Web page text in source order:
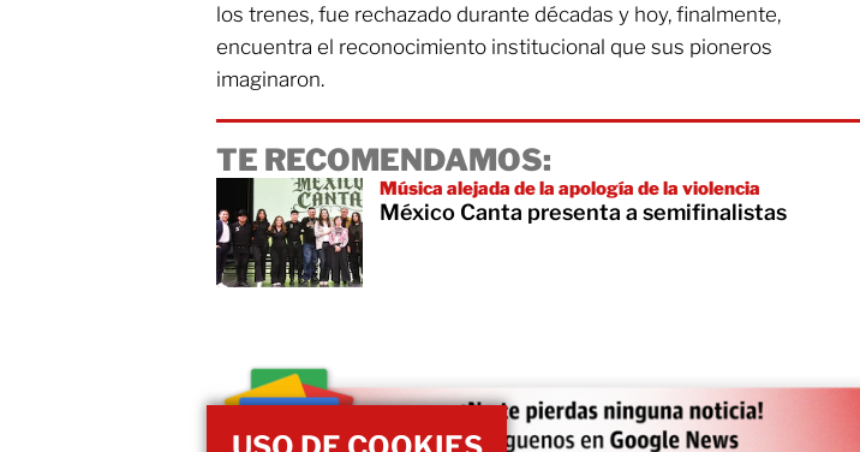
los trenes, fue rechazado durante décadas y hoy, finalmente,
encuentra el reconocimiento institucional que sus pioneros
imaginaron.
TE RECOMENDAMOS:
Música alejada de la apología de la violencia
México Canta presenta a semifinalistas